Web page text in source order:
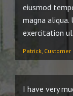
eiusmod
magna aliqua.
exercitation
Patrick, Customer
I have very